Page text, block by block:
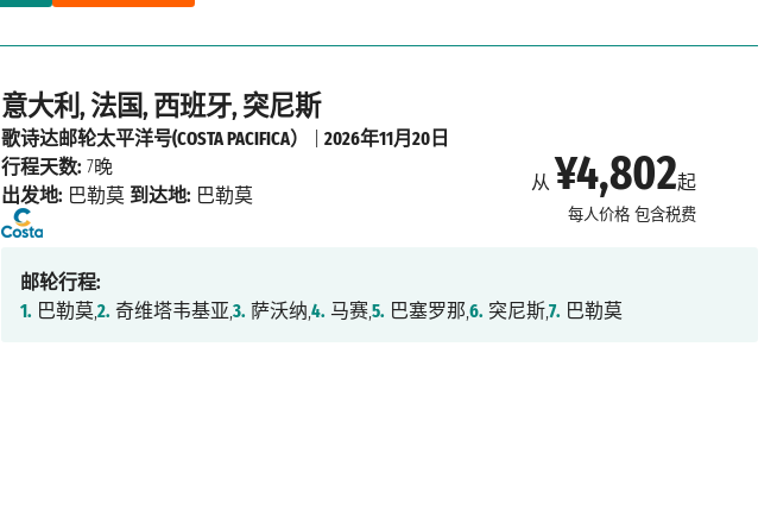
意大利, 法国, 西班牙, 突尼斯
从 ¥4,802起
每人价格 包含税费
歌诗达邮轮太平洋号(COSTA PACIFICA）
2026年11月20日
行程天数: 7晚
出发地: 巴勒莫 到达地: 巴勒莫
邮轮行程:
1. 巴勒莫,2. 奇维塔韦基亚,3. 萨沃纳,4. 马赛,5. 巴塞罗那,6. 突尼斯,7. 巴勒莫